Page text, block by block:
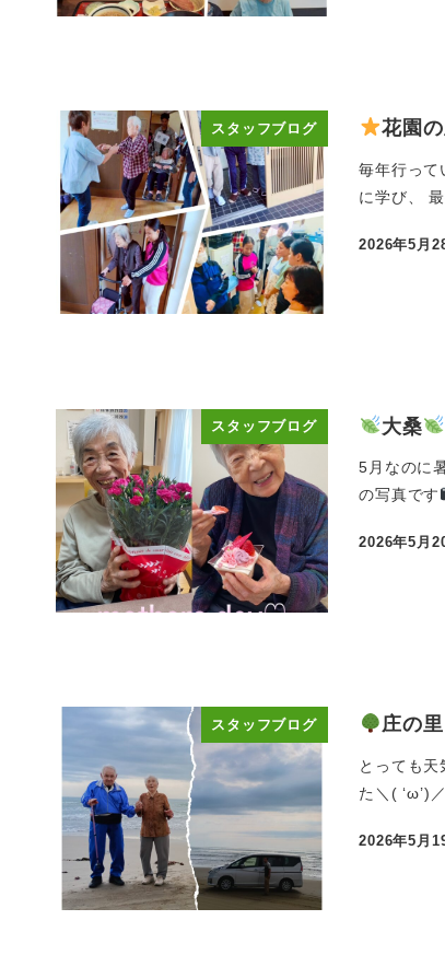
スタッフブログ 花園
毎年行って
に学び、
投稿日
2026年5月
スタッフブログ 大桑
5月なのに
の写真です
投稿日
2026年5月
スタッフブログ 庄の里
とっても
た＼( ‘ω’)
投稿日
2026年5月